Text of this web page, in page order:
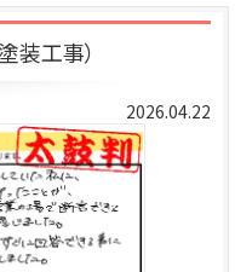
装工事）
2026.04.22